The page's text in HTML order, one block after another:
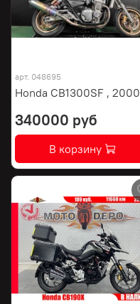
арт. 048695
Honda CB1300SF , 2000
340000 руб
В корзину